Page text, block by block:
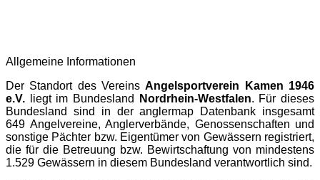
Allgemeine Informationen
Der Standort des VereinsAngelsportverein Kamen 1946
e.V. liegt im Bundesland Nordrhein-Westfalen. Für dieses
Bundesland sind in deranglermap Datenbank insgesamt
649 Angelvereine, Anglerverbände, Genossenschaften und
sonstige Pächter bzw. Eigentümer von Gewässern registriert,
die für die Betreuung bzw. Bewirtschaftung von mindestens
1.529 Gewässern in diesem Bundesland verantwortlich sind.